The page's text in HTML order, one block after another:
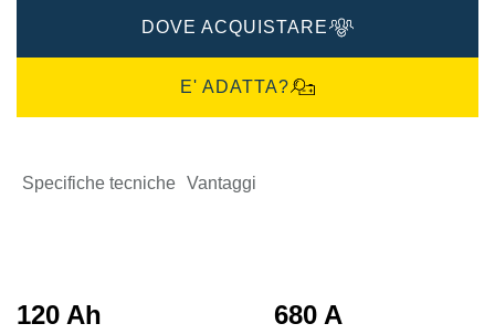
DOVE ACQUISTARE
E' ADATTA?
Specifiche tecniche Vantaggi
120 Ah 680 A